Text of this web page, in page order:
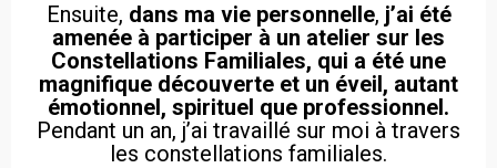
Ensuite, dans ma vie personnelle, j’ai été
amenée à participer à un atelier sur les
Constellations Familiales, qui a été une
magnifique découverte et un éveil, autant
émotionnel, spirituel que professionnel.
Pendant un an, j’ai travaillé sur moi à travers
les constellations familiales.